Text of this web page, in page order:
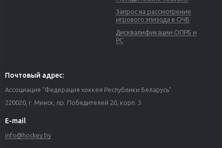
Запрос на рассмотрение
игрового эпизода в ОЧБ
Дисквалификации ОПРБ и
РС
Почтовый адрес:
Ассоциация "Федерация хоккея Республики Беларусь"
220020, г. Минск, пр. Победителей 20, корп. 3
E-mail
info@hockey.by